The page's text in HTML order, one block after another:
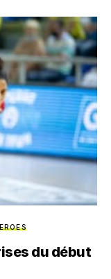
du début